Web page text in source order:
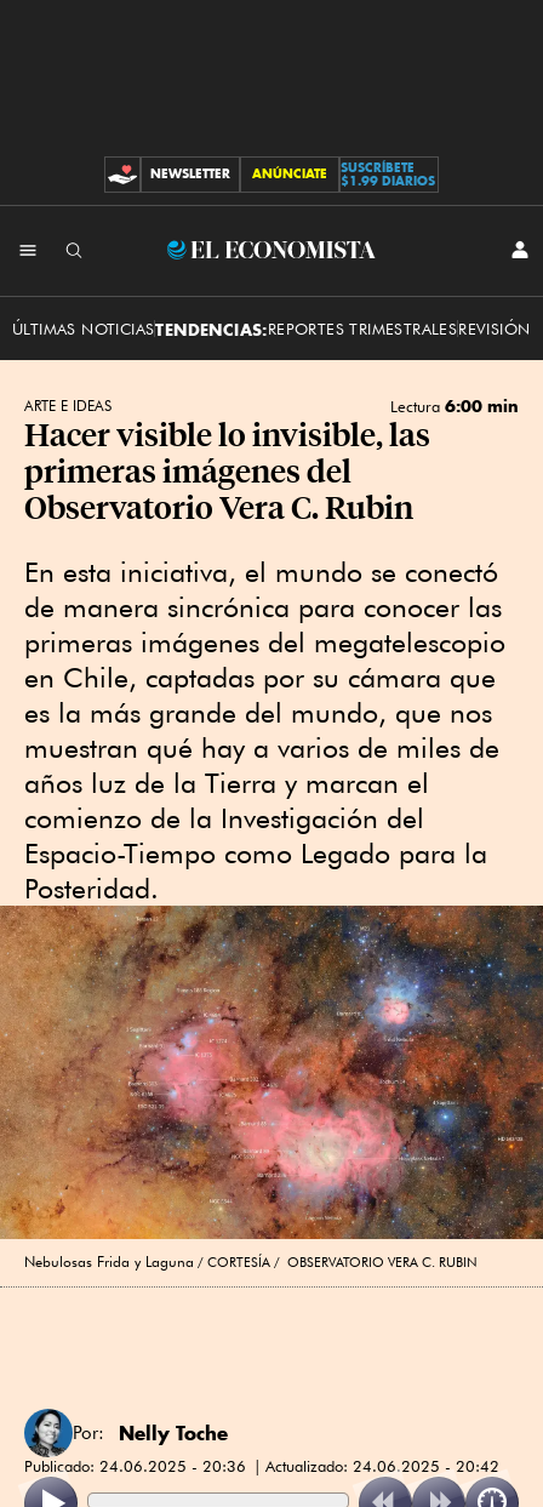
CONTRIBUCIONES
NEWSLETTER ANÚNCIATE
SUSCRÍBETE
$1.99 DIARIOS
El
ÚLTIMAS NOTICIASTENDENCIAS:REPORTES TRIMESTRALESREVISIÓN
ARTE E IDEAS Lectura 6:00 min
Hacer visible lo invisible, las
primeras imágenes del
Observatorio Vera C. Rubin
En esta iniciativa, el mundo se conectó
de manera sincrónica para conocer las
primeras imágenes del megatelescopio
en Chile, captadas por su cámara que
es la más grande del mundo, que nos
muestran qué hay a varios de miles de
años luz de la Tierra y marcan el
comienzo de la Investigación del
Espacio-Tiempo como Legado para la
Posteridad.
Nebulosas Frida y Laguna CORTESÍA / OBSERVATORIO VERA C. RUBIN
Por: Nelly Toche
Publicado: 24.06.2025 - 20:36 Actualizado: 24.06.2025 - 20:42